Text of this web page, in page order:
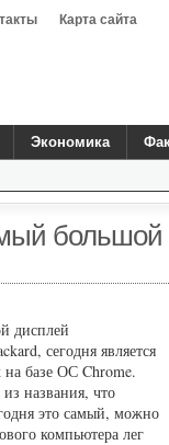
Карта сайта
Экономика
большой
сегодня является
на базе ОС Chrome.
названия, что
это самый, можно
компьютера лег